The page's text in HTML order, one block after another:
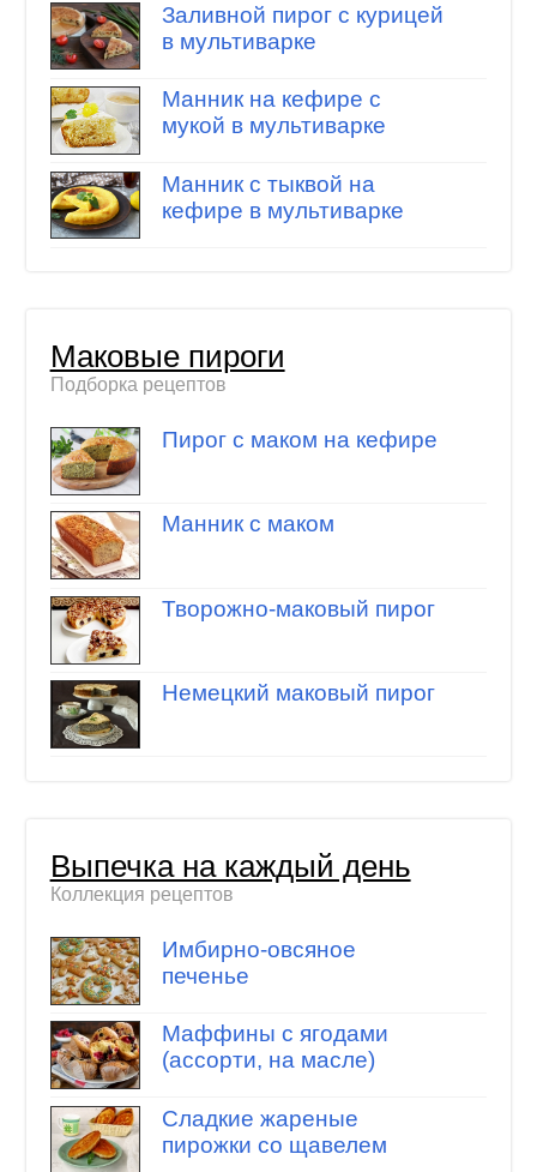
Заливной пирог с курицей
в мультиварке
Манник на кефире с
мукой в мультиварке
Манник с тыквой на
кефире в мультиварке
Маковые пироги
Подборка рецептов
Пирог с маком на кефире
Манник с маком
Творожно-маковый пирог
Немецкий маковый пирог
Выпечка на каждый день
Коллекция рецептов
Имбирно-овсяное
печенье
Маффины с ягодами
(ассорти, на масле)
Сладкие жареные
пирожки со щавелем